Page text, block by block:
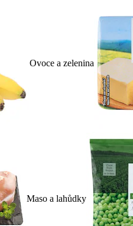
Ovoce a zelenina
Maso a lahůdky